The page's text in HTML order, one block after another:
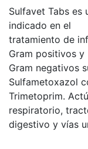
Sulfavet Tabs es
indicado en el
tratamiento de
Gram positivos y
Gram negativos
Sulfametoxazol
Trimetoprim.
respiratorio,
digestivo y vías